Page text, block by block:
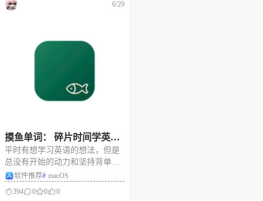
6/29
摸鱼单词： 碎片时间学英
语，摸鱼背单词神器，轻松
提升词汇量
平时有想学习英语的想法，但是
总没有开始的动力和坚持背单词
的毅力。 那我们就把背单词变成
以把单词一直显示在桌面，让我
软件推荐# macOS
394
0 0 0